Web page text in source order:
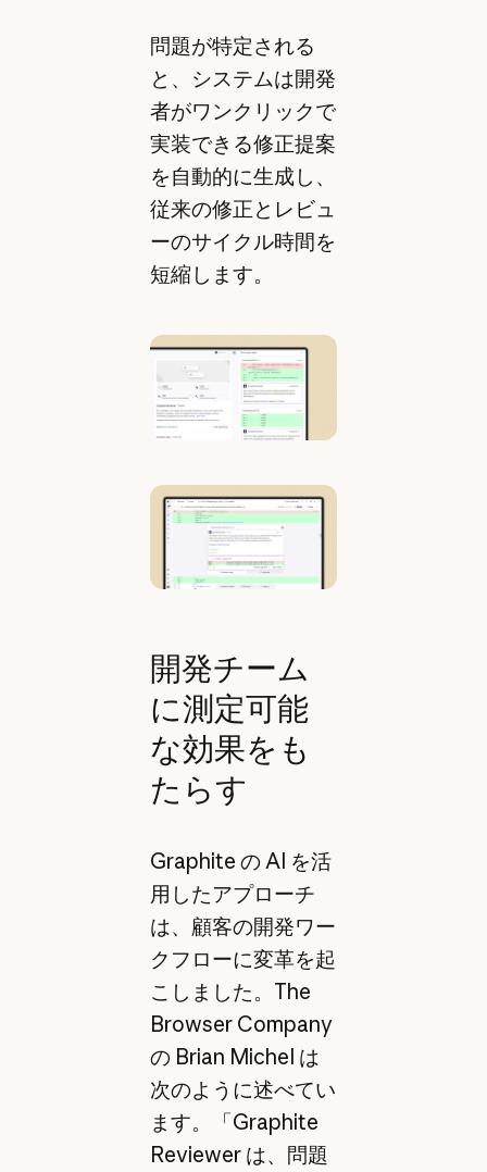
問題が特定される
と、システムは開発
者がワンクリックで
実装できる修正提案
を自動的に生成し、
従来の修正とレビュ
ーのサイクル時間を
短縮します。
開発チーム
に測定可能
な効果をも
たらす
Graphite の AI を活
用したアプローチ
は、顧客の開発ワー
クフローに変革を起
こしました。The
Browser Company
の Brian Michel は
次のように述べてい
ます。「Graphite
Reviewer は、問題